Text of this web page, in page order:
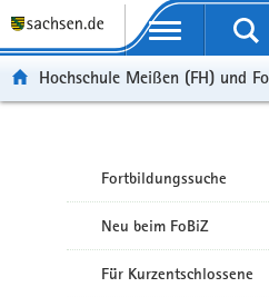
Portalübergreifende Navigation
Hochschule Meißen (FH) und
Fortbildungssuche
Neu beim FoBiZ
Für Kurzentschlossene